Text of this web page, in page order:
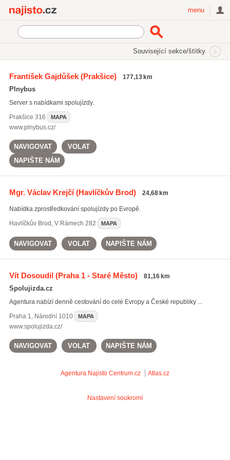
menu
Související sekce/štítky
František Gajdůšek(Prakšice) 177,13 km
Plnybus
Server s nabídkami spolujízdy.
Prakšice 316 MAPA
www.plnybus.cz/
NAVIGOVAT
VOLAT
NAPIŠTE NÁM
Mgr. Václav Krejčí(Havlíčkův Brod) 24,68 km
Nabídka zprostředkování spolujízdy po Evropě.
Havlíčkův Brod , V Rámech 282 MAPA
NAVIGOVAT VOLAT NAPIŠTE NÁM
Vít Dosoudil(Praha 1 - Staré Město) 81,16 km
Spolujizda.cz
Agentura nabízí denně cestování do celé Evropy a České republiky ...
Praha 1, Národní 1010 MAPA
www.spolujizda.cz/
NAVIGOVAT VOLAT NAPIŠTE NÁM
Agentura Najisto Centrum.cz Atlas.cz
Nastavení soukromí